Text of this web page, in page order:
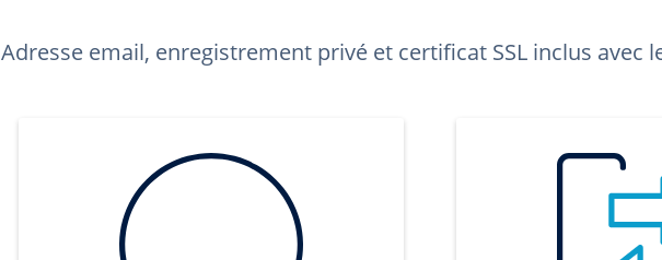
Adresse email, enregistrement privé et certificat SSL inclus avec